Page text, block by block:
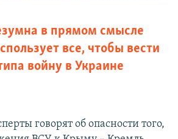
в прямом смысле
все, чтобы вести
войну в Украине
говорят об опасности того,